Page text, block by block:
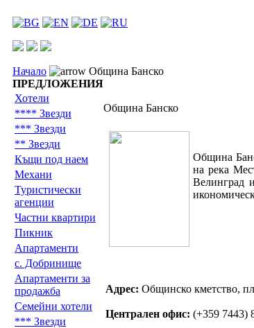
Начало
Община Банско
ПРЕДЛОЖЕНИЯ
Хотели
**** Звезди
*** Звезди
** Звезди
Къщи под наем
Механи
Туристически
агенции
Частни квартири
Пикник
Апартаменти
с. Добринище
Апартаменти за
продажба
Семейни хотели
*** Звезди
Община Банско
Община
на река
Велинград
Адрес: Общинско кметство,
Централен офис: (+359 7443)